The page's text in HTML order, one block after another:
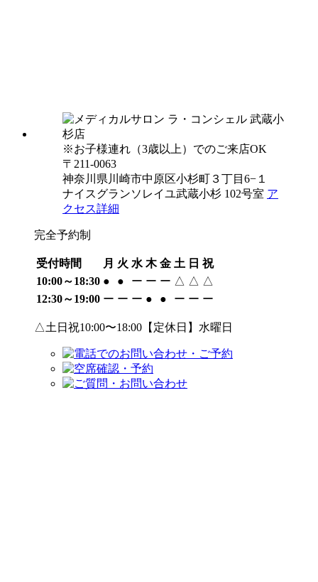
※お子様連れ（3歳以上）でのご来店OK
〒211-0063
神奈川県川崎市中原区小杉町３丁目6−１
ナイスグランソレイユ武蔵小杉 102号室 ア
クセス詳細
完全予約制
受付時間 月 火 水 木 金 土 日 祝
10:00～18:30 ● ● ー ー ー △ △ △
12:30～19:00 ー ー ー ● ● ー ー ー
△土日祝10:00〜18:00【定休日】水曜日